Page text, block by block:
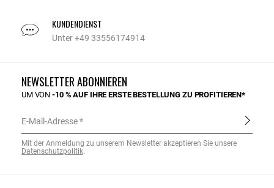
KUNDENDIENST
Unter +49 33556174914
NEWSLETTER ABONNIEREN
UM VON-10 % AUF IHRE ERSTE BESTELLUNG ZU PROFITIEREN*
E-Mail-Adresse
Mit der Anmeldung zu unserem Newsletter akzeptieren Sie unsere
Datenschutzpolitik.